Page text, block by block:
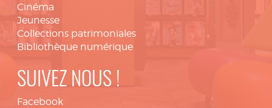
Cinéma
Jeunesse
Collections patrimoniales
Bibliothèque numérique
SUIVEZ NOUS !
Facebook